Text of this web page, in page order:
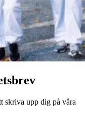
skriva upp dig på våra